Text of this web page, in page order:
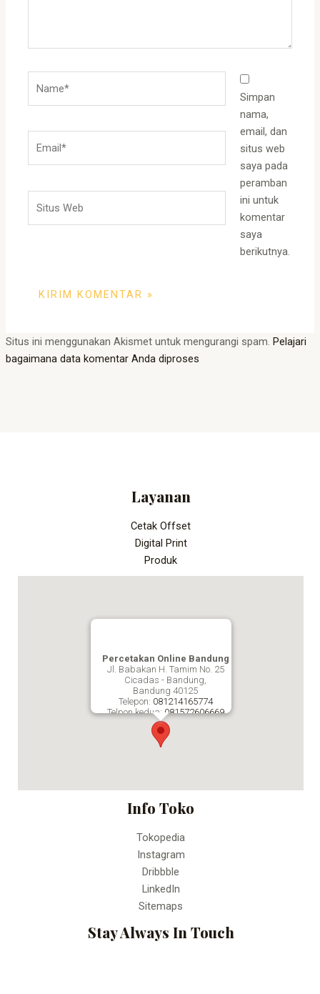
Web
Simpan
nama,
email, dan
situs web
saya pada
peramban
ini untuk
komentar
saya
berikutnya.
Situs ini menggunakan Akismet untuk mengurangi spam. Pelajari
bagaimana data komentar Anda diproses
Layanan
Cetak Offset
Digital Print
Produk
Percetakan Online Bandung
Jl. Babakan H. Tamim No. 25
Cicadas - Bandung,
Bandung 40125
Telepon: 081214165774
Telpon kedua: 081572606669
Percetakan Online Bandung
Info Toko
Tokopedia
Instagram
Dribbble
LinkedIn
Sitemaps
Stay Always In Touch